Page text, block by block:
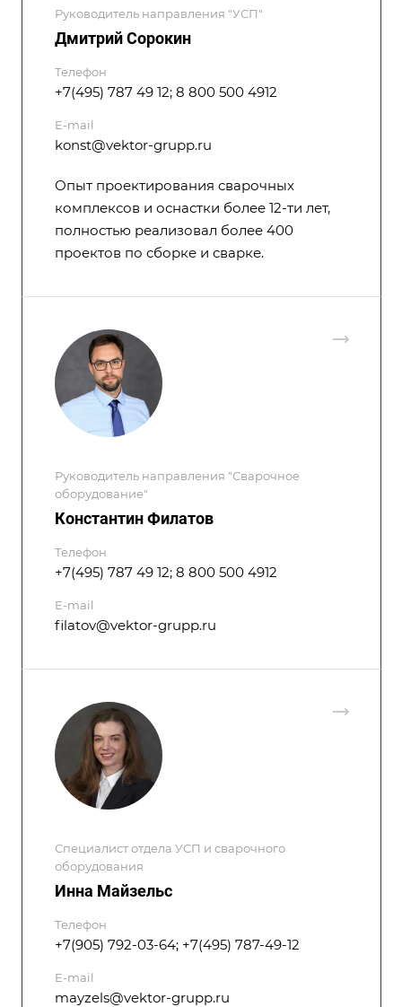
Руководитель направления "УСП"
Дмитрий Сорокин
Телефон
+7(495) 787 49 12; 8 800 500 4912
E-mail
konst@vektor-grupp.ru
Опыт проектирования сварочных
комплексов и оснастки более 12-ти лет,
полностью реализовал более 400
проектов по сборке и сварке.
Руководитель направления "Сварочное
оборудование"
Константин Филатов
Телефон
+7(495) 787 49 12; 8 800 500 4912
E-mail
filatov@vektor-grupp.ru
Специалист отдела УСП и сварочного
оборудования
Инна Майзельс
Телефон
+7(905) 792-03-64; +7(495) 787-49-12
E-mail
mayzels@vektor-grupp.ru